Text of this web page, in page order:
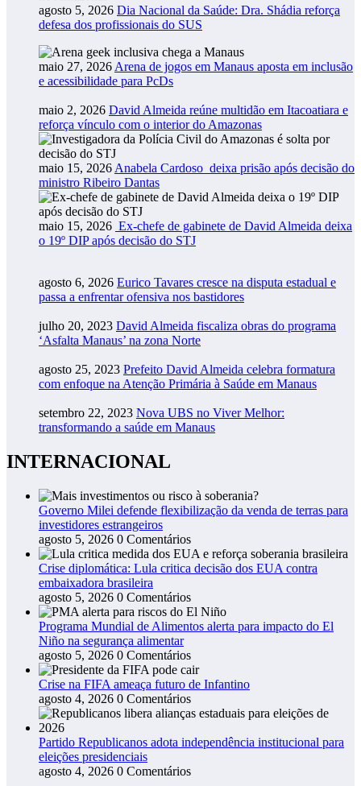
agosto 5, 2026 Dia Nacional da Saúde: Dra. Shádia reforça
defesa dos profissionais do SUS
maio 27, 2026 Arena de jogos em Manaus aposta em inclusão
e acessibilidade para PcDs
maio 2, 2026 David Almeida reúne multidão em Itacoatiara e
reforça vínculo com o interior do Amazonas
maio 15, 2026 Anabela Cardoso deixa prisão após decisão do
ministro Ribeiro Dantas
maio 15, 2026 Ex-chefe de gabinete de David Almeida deixa
o 19º DIP após decisão do STJ
agosto 6, 2026 Eurico Tavares cresce na disputa estadual e
passa a enfrentar ofensiva nos bastidores
julho 20, 2023 David Almeida fiscaliza obras do programa
‘Asfalta Manaus’ na zona Norte
agosto 25, 2023 Prefeito David Almeida celebra formatura
com enfoque na Atenção Primária à Saúde em Manaus
setembro 22, 2023 Nova UBS no Viver Melhor:
transformando a saúde em Manaus
INTERNACIONAL
Governo Milei defende flexibilização da venda de terras para
investidores estrangeiros
agosto 5, 2026 0 Comentários
Crise diplomática: Lula critica decisão dos EUA contra
embaixadora brasileira
agosto 5, 2026 0 Comentários
Programa Mundial de Alimentos alerta para impacto do El
Niño na segurança alimentar
agosto 5, 2026 0 Comentários
Crise na FIFA ameaça futuro de Infantino
agosto 4, 2026 0 Comentários
Partido Republicanos adota independência institucional para
eleições presidenciais
agosto 4, 2026 0 Comentários